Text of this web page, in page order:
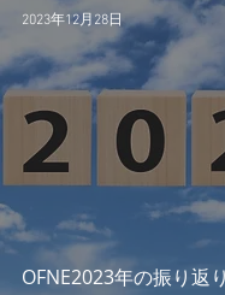
OFNE2023年の振り返
2023年12月28日